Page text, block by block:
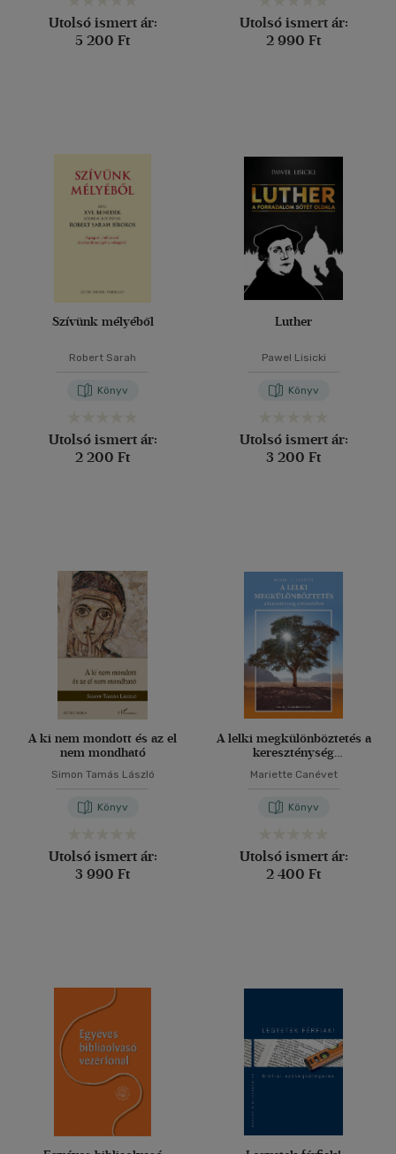
Utolsó ismert ár:
5 200 Ft
Utolsó ismert ár:
2 990 Ft
Szívünk mélyéből
Robert Sarah
Könyv
Utolsó ismert ár:
2 200 Ft
Luther
Pawel Lisicki
Könyv
Utolsó ismert ár:
3 200 Ft
A ki nem mondott és az el
nem mondható
Simon Tamás László
Könyv
Utolsó ismert ár:
3 990 Ft
A lelki megkülönböztetés a
kereszténység
Mariette Canévet
Könyv
Utolsó ismert ár:
2 400 Ft